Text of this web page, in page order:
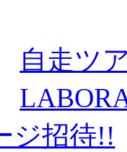
自走ツ
ジ招待!!